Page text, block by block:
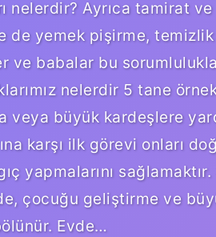
nelerdir? Ayrıca tamirat
de yemek pişirme,
ve babalar bu
nelerdir 5 tane
veya büyük kardeşlere
karşı ilk görevi onları
​​yapmalarını
çocuğu geliştirme ve
Evde…